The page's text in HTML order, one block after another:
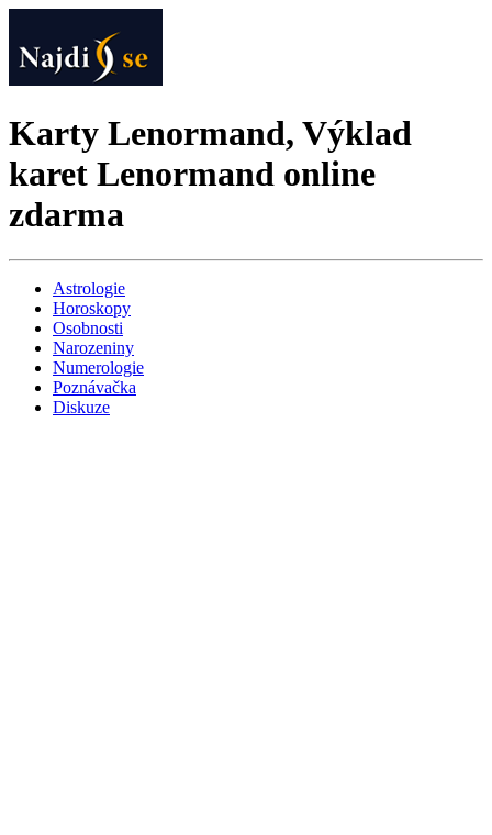
Karty Lenormand, Výklad
karet Lenormand online
zdarma
Astrologie
Horoskopy
Osobnosti
Narozeniny
Numerologie
Poznávačka
Diskuze